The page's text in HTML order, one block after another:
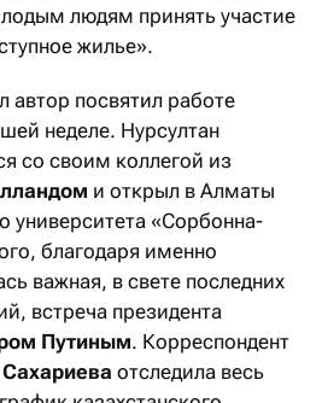
людям принять участие
жилье».
посвятил работе
неделе. Нурсултан
со своим коллегой из
и открыл в Алматы
университета «Сорбонна-
благодаря именно
важная, в свете последних
встреча президента
Путиным. Корреспондент
отследила весь